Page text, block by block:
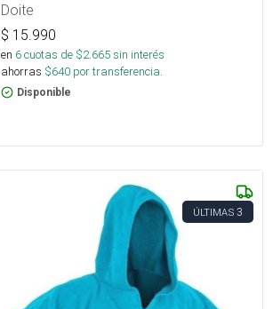
Doite
$ 15.990
en 6cuotas de $2.665sin interés
ahorras $640por transferencia.
Disponible
ÚLTIMAS 3